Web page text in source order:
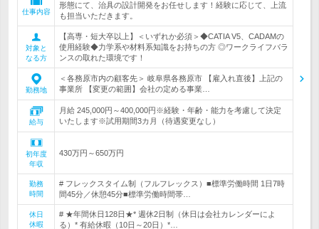
仕事内容
形態にて、治具の設計開発をお任せします！経験に応じて、上流
も担当いただきます。
対象と
なる方
【高専・短大卒以上】＜いずれか必須＞◆CATIA V5、CADAMの
使用経験◆力学系や材料系知識をお持ちの方 ◎ワークライフバラ
ンスの取れた環境です！
勤務地
＜各務原市内の顧客先＞ 岐阜県各務原市 【雇入れ直後】上記の
事業所 【変更の範囲】会社の定める事業…
給与
月給 245,000円～400,000円※経験・年齢・能力を考慮して決定
いたします※試用期間3カ月（待遇変更なし）
初年度
年収
430万円～650万円
勤務
時間
# フレックスタイム制（フルフレックス）■標準労働時間 1日7時
間45分／休憩45分■標準労働時間帯…
休日
休暇
# ★年間休日128日★* 週休2日制（休日は会社カレンダーによ
る）* 有給休暇（10日～20日）*…